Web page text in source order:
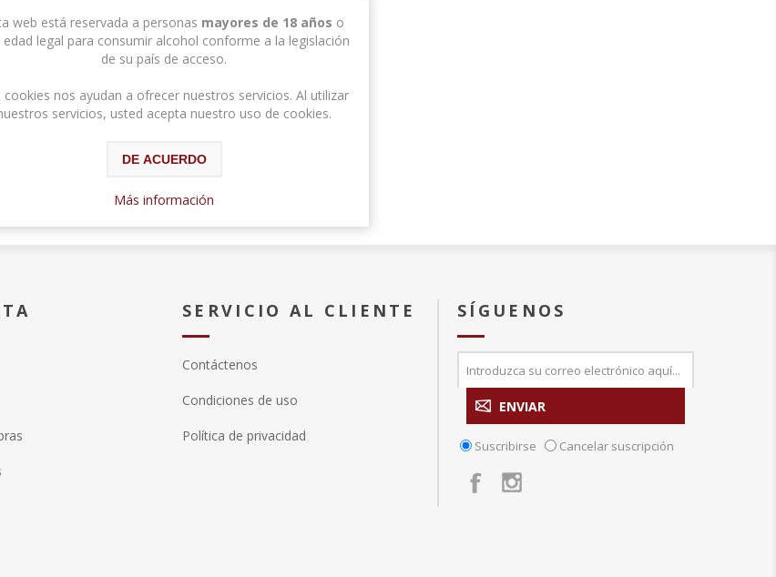
SERVICIO AL CLIENTE
Contáctenos
Condiciones de uso
Política de privacidad
SÍGUENOS
Suscribirse Cancelar suscripción
web está reservada a personas mayores de 18 años o
edad legal para consumir alcohol conforme a la legislación
de su país de acceso.
cookies nos ayudan a ofrecer nuestros servicios. Al utilizar
servicios, usted acepta nuestro uso de cookies.
DE ACUERDO
Más información